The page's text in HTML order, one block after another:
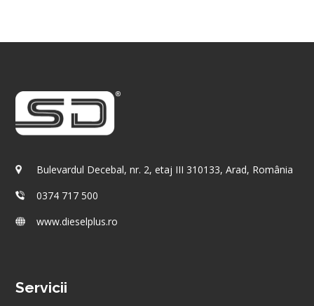
Bulevardul Decebal, nr. 2, etaj III 310133, Arad, România
0374 717 500
www.dieselplus.ro
Servicii